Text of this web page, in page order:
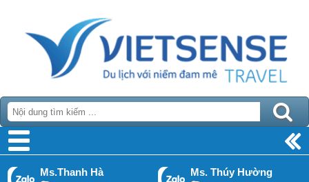
Ms.Thanh Hà Ms. Thúy Hường